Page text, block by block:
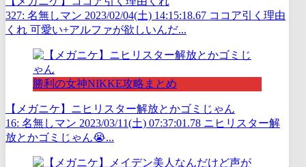
327: 名無しマン 2023/02/04(土) 14:15:18.67 ココア引く理由
くれ 可愛い+アルファが欲しいんだ...
勝利の女神NIKKE攻略まとめ
【メガニケ】ニヒリスター解放とかゴミじゃん
16: 名無しマン 2023/03/11(土) 07:37:01.78 ニヒリスター解
放とかゴミじゃん😭...